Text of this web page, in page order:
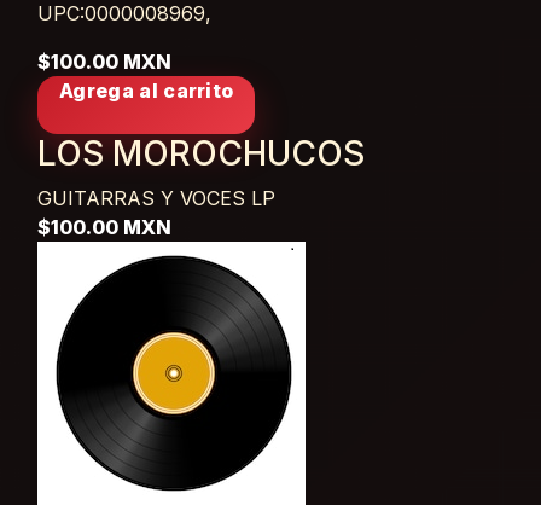
UPC:0000008969,
$100.00 MXN
Agrega al carrito
LOS MOROCHUCOS
GUITARRAS Y VOCES LP
$100.00 MXN